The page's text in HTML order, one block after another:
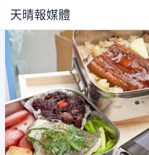
主
容
天晴報媒體